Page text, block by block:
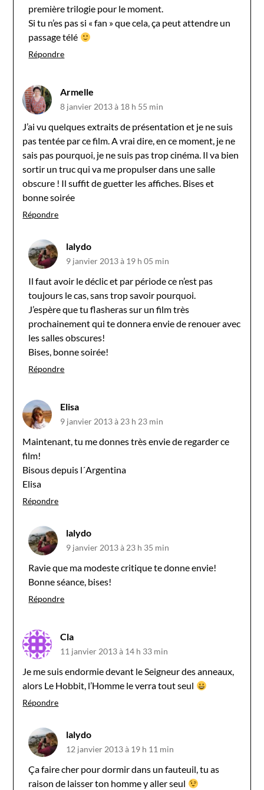
première trilogie pour le moment.
Si tu n’es pas si « fan » que cela, ça peut attendre un
passage télé
Répondre
Armelle
8 janvier 2013 à 18 h 55 min
J’ai vu quelques extraits de présentation et je ne suis
pas tentée par ce film. A vrai dire, en ce moment, je ne
sais pas pourquoi, je ne suis pas trop cinéma. Il va bien
sortir un truc qui va me propulser dans une salle
obscure ! Il suffit de guetter les affiches. Bises et
bonne soirée
Répondre
lalydo
9 janvier 2013 à 19 h 05 min
Il faut avoir le déclic et par période ce n’est pas
toujours le cas, sans trop savoir pourquoi.
J’espère que tu flasheras sur un film très
prochainement qui te donnera envie de renouer avec
les salles obscures!
Bises, bonne soirée!
Répondre
Elisa
9 janvier 2013 à 23 h 23 min
Maintenant, tu me donnes très envie de regarder ce
film!
Bisous depuis l´Argentina
Elisa
Répondre
lalydo
9 janvier 2013 à 23 h 35 min
Ravie que ma modeste critique te donne envie!
Bonne séance, bises!
Répondre
Cla
11 janvier 2013 à 14 h 33 min
Je me suis endormie devant le Seigneur des anneaux,
alors Le Hobbit, l’Homme le verra tout seul
Répondre
lalydo
12 janvier 2013 à 19 h 11 min
Ça faire cher pour dormir dans un fauteuil, tu as
raison de laisser ton homme y aller seul